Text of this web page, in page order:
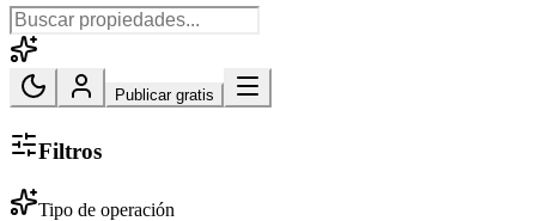
Publicar gratis
Filtros
Tipo de operación